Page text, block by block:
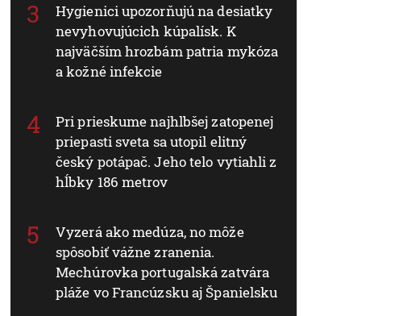
Hygienici upozorňujú na desiatky
nevyhovujúcich kúpalísk. K
najväčším hrozbám patria mykóza
a kožné infekcie
Pri prieskume najhlbšej zatopenej
priepasti sveta sa utopil elitný
český potápač. Jeho telo vytiahli z
hĺbky 186 metrov
Vyzerá ako medúza, no môže
spôsobiť vážne zranenia.
Mechúrovka portugalská zatvára
pláže vo Francúzsku aj Španielsku